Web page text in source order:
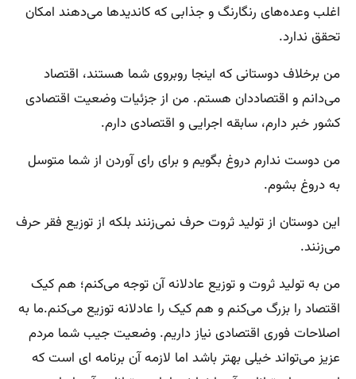
اغلب وعده‌های رنگارنگ و جذابی که کاندیدها می‌دهند امکان
تحقق ندارد.
من برخلاف دوستانی که اینجا روبروی شما هستند، اقتصاد
می‌دانم و اقتصاددان هستم. من از جزئیات وضعیت اقتصادی
کشور خبر دارم، سابقه اجرایی و اقتصادی دارم.
من دوست ندارم دروغ بگویم و برای رای آوردن از شما متوسل
به دروغ بشوم.
این دوستان از تولید ثروت حرف نمی‌زنند بلکه از توزیع فقر حرف
می‌زنند.
من به تولید ثروت و توزیع عادلانه آن توجه می‌کنم؛ هم کیک
اقتصاد را بزرگ می‌کنم و هم کیک را عادلانه توزیع می‌کنم.ما به
اصلاحات فوری اقتصادی نیاز داریم. وضعیت جیب شما مردم
عزیز می‌تواند خیلی بهتر باشد اما لازمه آن برنامه ای است که